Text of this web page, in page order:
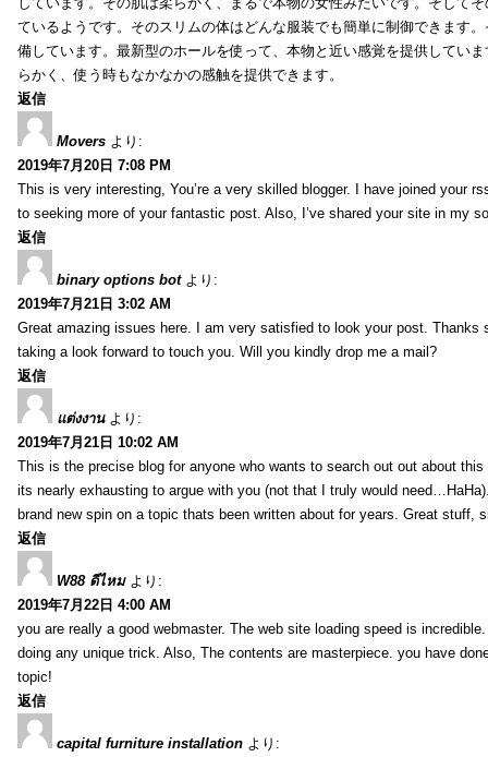
ているようです。そのスリムの体はどんな服装でも簡単に制御できます
備しています。最新型のホールを使って、本物と近い感覚を提供してい
らかく、使う時もなかなかの感触を提供できます。
返信
Movers より:
2019年7月20日 7:08 PM
This is very interesting, You’re a very skilled blogger. I have joined your
to seeking more of your fantastic post. Also, I’ve shared your site in my
返信
binary options bot より:
2019年7月21日 3:02 AM
Great amazing issues here. I am very satisfied to look your post. Thanks
taking a look forward to touch you. Will you kindly drop me a mail?
返信
แต่งงาน より:
2019年7月21日 10:02 AM
This is the precise blog for anyone who wants to search out out about
its nearly exhausting to argue with you (not that I truly would
brand new spin on a topic thats been written about for years. Great stuff,
返信
W88 ดีไหม より:
2019年7月22日 4:00 AM
you are really a good webmaster. The web site loading speed is
doing any unique trick. Also, The contents are masterpiece. you have
topic!
返信
capital furniture installation より: